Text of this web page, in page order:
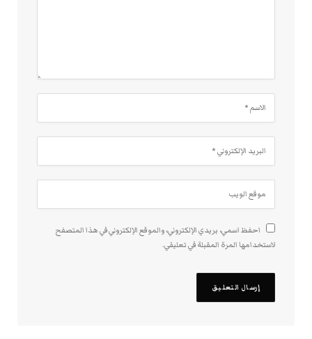
احفظ اسمي، بريدي الإلكتروني، والموقع الإلكتروني في هذا المتصفح
لاستخدامها المرة المقبلة في تعليقي.